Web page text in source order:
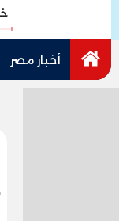
أخبار مصر